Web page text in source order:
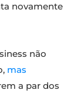
novamente
não
mas
a par dos